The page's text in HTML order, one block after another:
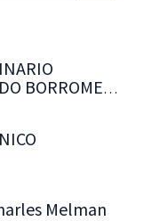
BORROMEO
Melman